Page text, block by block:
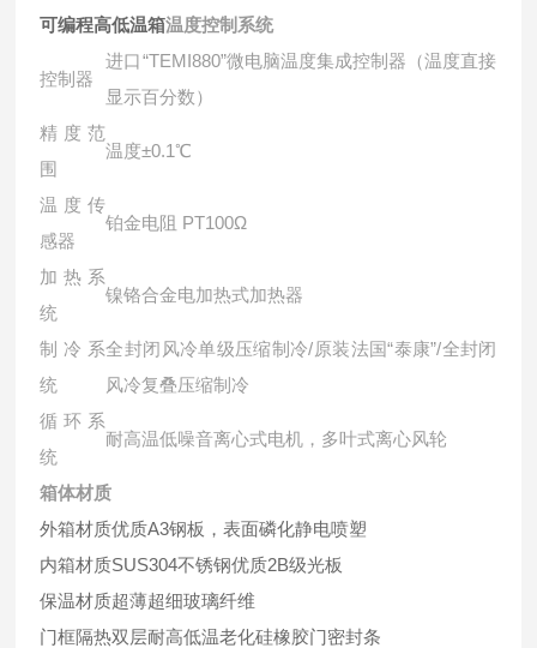
可编程高低温箱温度控制系统
控制器
进口“TEMI880”微电脑温度集成控制器（温度直接
显示百分数）
精度范
围
温度±0.1℃
温度传
感器
铂金电阻 PT100Ω
加热系
统
镍铬合金电加热式加热器
制冷系
统
全封闭风冷单级压缩制冷/原装法国“泰康”/全封闭
风冷复叠压缩制冷
循环系
统
耐高温低噪音离心式电机，多叶式离心风轮
箱体材质
外箱材质优质A3钢板，表面磷化静电喷塑
内箱材质SUS304不锈钢优质2B级光板
保温材质超薄超细玻璃纤维
门框隔热双层耐高低温老化硅橡胶门密封条